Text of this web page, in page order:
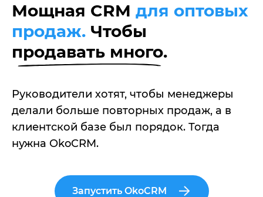
Мощная CRM для оптовых
продаж. Чтобы
продавать много.
Руководители хотят, чтобы менеджеры
делали больше повторных продаж, а в
клиентской базе был порядок. Тогда
нужна OkoCRM.
Запустить OkoCRM